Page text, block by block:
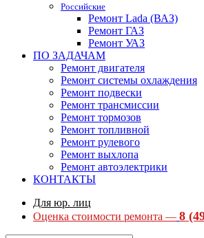
Российские
Ремонт Lada (ВАЗ)
Ремонт ГАЗ
Ремонт УАЗ
ПО ЗАДАЧАМ
Ремонт двигателя
Ремонт системы охлаждения
Ремонт подвески
Ремонт трансмиссии
Ремонт тормозов
Ремонт топливной
Ремонт рулевого
Ремонт выхлопа
Ремонт автоэлектрики
КОНТАКТЫ
Для юр. лиц
Оценка стоимости ремонта — 8